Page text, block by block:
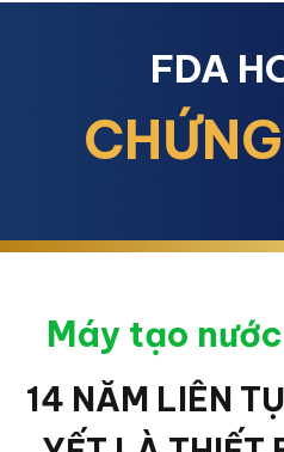
FDA
Máy tạo
14 NĂM LIÊN